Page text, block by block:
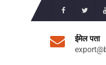
ईमेल पता